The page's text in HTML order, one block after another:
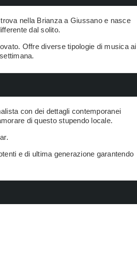
nella Brianza a Giussano e nasce
dal solito.
Offre diverse tipologie di musica ai
con dei dettagli contemporanei
di questo stupendo locale.
e di ultima generazione garantendo